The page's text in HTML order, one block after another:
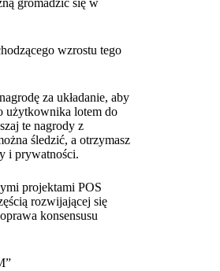
gromadzić się w
wzrostu tego
za układanie, aby
użytkownika lotem do
te nagrody z
śledzić, a otrzymasz
i prywatności.
projektami POS
rozwijającej się
konsensusu